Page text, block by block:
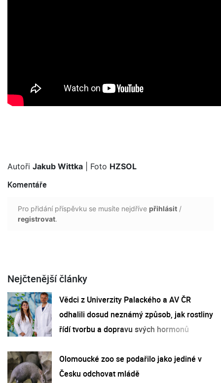
Autoři Jakub Wittka | Foto HZSOL
Komentáře
Pro přidání příspěvku se musíte nejdříve přihlásit /
registrovat.
Nejčtenější články
Vědci z Univerzity Palackého a AV ČR
odhalili dosud neznámý způsob, jak rostliny
řídí tvorbu a dopravu svých hormonů
Olomoucké zoo se podařilo jako jediné v
Česku odchovat mládě